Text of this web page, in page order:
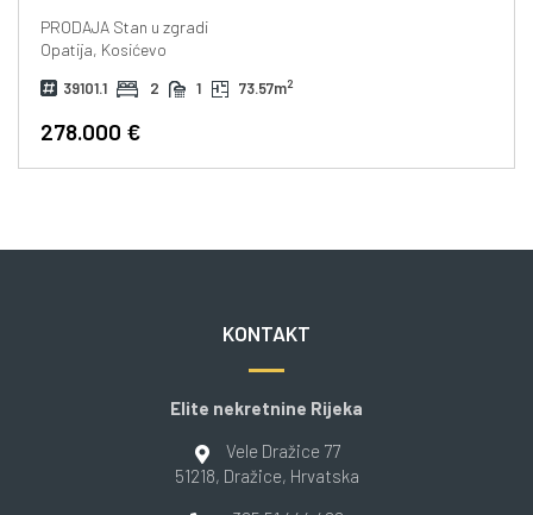
PRODAJAStan u zgradi
Opatija, Kosićevo
39101.1 2 1 73.57m2
278.000 €
KONTAKT
Elite nekretnine Rijeka
Vele Dražice 77
51218, Dražice, Hrvatska